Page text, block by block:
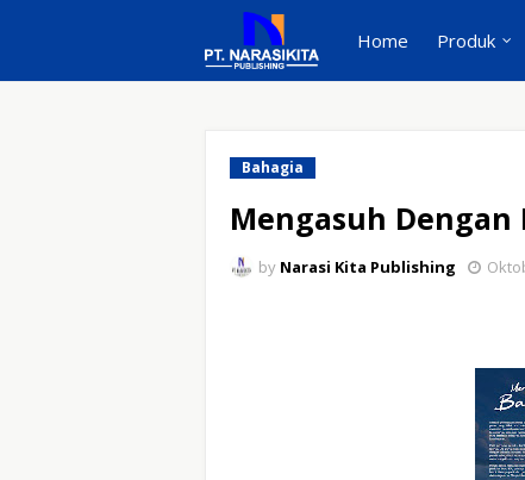
Home Produk
Bahagia
Mengasuh Dengan
by Narasi Kita Publishing